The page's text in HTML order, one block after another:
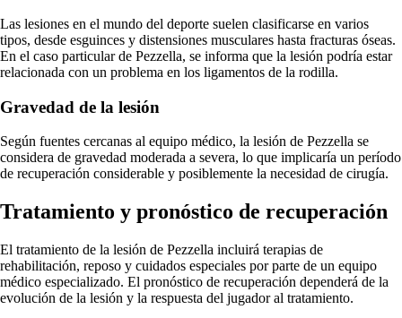
Las lesiones en el mundo del deporte suelen clasificarse en varios
tipos, desde esguinces y distensiones musculares hasta fracturas óseas.
En el caso particular de Pezzella, se informa que la lesión podría estar
relacionada con un problema en los ligamentos de la rodilla.
Gravedad de la lesión
Según fuentes cercanas al equipo médico, la lesión de Pezzella se
considera de gravedad moderada a severa, lo que implicaría un período
de recuperación considerable y posiblemente la necesidad de cirugía.
Tratamiento y pronóstico de recuperación
El tratamiento de la lesión de Pezzella incluirá terapias de
rehabilitación, reposo y cuidados especiales por parte de un equipo
médico especializado. El pronóstico de recuperación dependerá de la
evolución de la lesión y la respuesta del jugador al tratamiento.